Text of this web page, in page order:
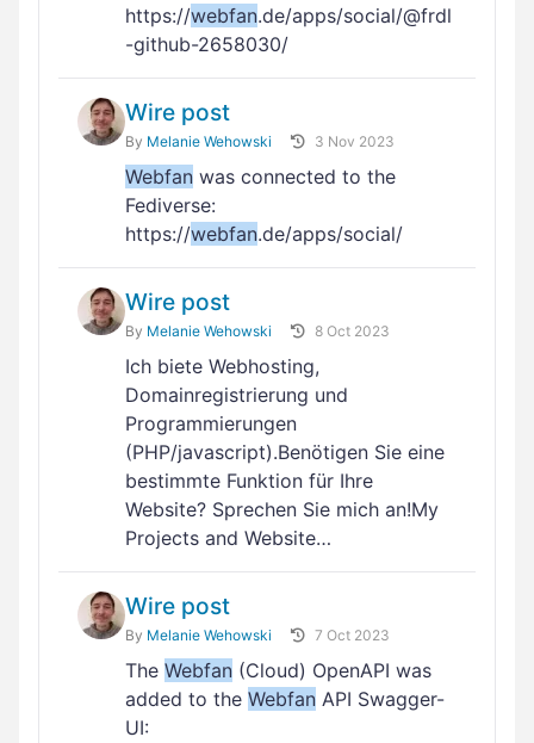
https://webfan.de/apps/social/@frdl
-github-2658030/
Wire post
By Melanie Wehowski 3 Nov 2023
Webfan was connected to the
Fediverse:
https://webfan.de/apps/social/
Wire post
By Melanie Wehowski 8 Oct 2023
Ich biete Webhosting,
Domainregistrierung und
Programmierungen
(PHP/javascript).Benötigen Sie eine
bestimmte Funktion für Ihre
Website? Sprechen Sie mich an!My
Projects and Website…
Wire post
By Melanie Wehowski 7 Oct 2023
The Webfan (Cloud) OpenAPI was
added to the Webfan API Swagger-
UI: